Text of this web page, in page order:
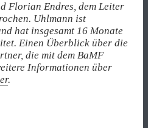
Florian Endres, dem Leiter
Uhlmann ist
hat insgesamt 16 Monate
Einen Überblick über die
die mit dem BaMF
Informationen über
.